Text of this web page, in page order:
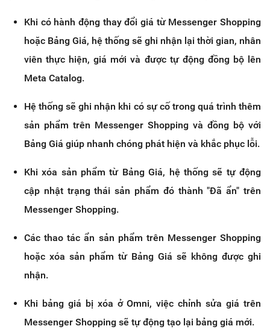
Khi có hành động thay đổi giá từ Messenger Shopping
hoặc Bảng Giá, hệ thống sẽ ghi nhận lại thời gian, nhân
viên thực hiện, giá mới và được tự động đồng bộ lên
Meta Catalog.
Hệ thống sẽ ghi nhận khi có sự cố trong quá trình thêm
sản phẩm trên Messenger Shopping và đồng bộ với
Bảng Giá giúp nhanh chóng phát hiện và khắc phục lỗi.
Khi xóa sản phẩm từ Bảng Giá, hệ thống sẽ tự động
cập nhật trạng thái sản phẩm đó thành "Đã ẩn" trên
Messenger Shopping.
Các thao tác ẩn sản phẩm trên Messenger Shopping
hoặc xóa sản phẩm từ Bảng Giá sẽ không được ghi
nhận.
Khi bảng giá bị xóa ở Omni, việc chỉnh sửa giá trên
Messenger Shopping sẽ tự động tạo lại bảng giá mới.